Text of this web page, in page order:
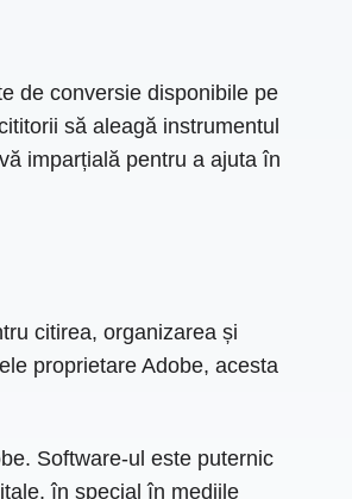
de conversie disponibile pe
să aleagă instrumentul
imparțială pentru a ajuta în
citirea, organizarea și
proprietare Adobe, acesta
Software-ul este puternic
în special în mediile